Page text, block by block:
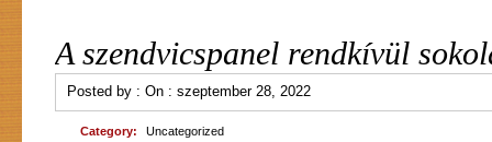
A szendvicspanel rendkívül
Posted by : On : szeptember 28, 2022
Category: Uncategorized